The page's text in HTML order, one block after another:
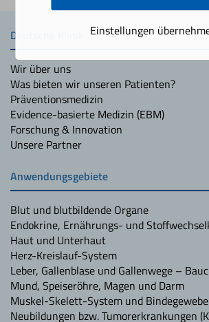
Deutsche Klinik
Wir über uns
Was bieten wir unseren Patienten?
Präventionsmedizin
Evidence-basierte Medizin (EBM)
Forschung & Innovation
Unsere Partner
Anwendungsgebiete
Blut und blutbildende Organe
Endokrine, Ernährungs- und
Haut und Unterhaut
Herz-Kreislauf-System
Leber, Gallenblase und Gallenwege –
Mund, Speiseröhre, Magen und Darm
Muskel-Skelett-System und Bindegewebe
Neubildungen bzw. Tumorerkrankungen
Einstellungen